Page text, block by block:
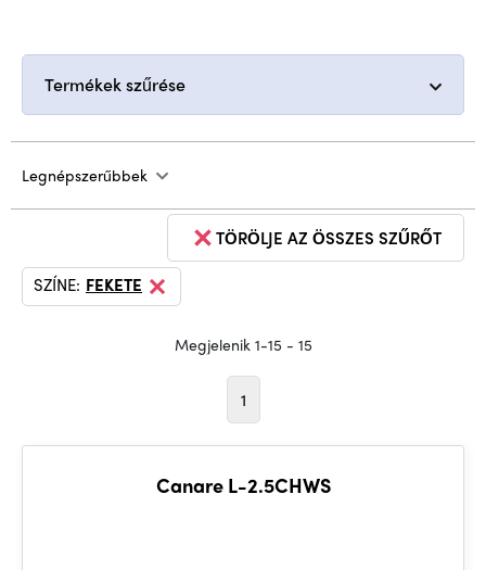
Termékek szűrése
Legnépszerűbbek
TÖRÖLJE AZ ÖSSZES SZŰRŐT
SZÍNE: FEKETE
Megjelenik 1-15 - 15
1
Canare L-2.5CHWS